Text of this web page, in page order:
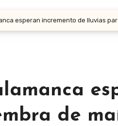
esperan incremento de lluvias
de